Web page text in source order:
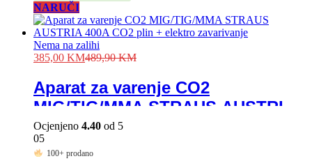
NARUČI
Nema na zalihi
385,00 KM489,90KM
Aparat za varenje CO2
MIG/TIG/MMA STRAUS AUSTRIA
400A CO2 plin + elektro
zavarivanje
Ocjenjeno 4.40 od 5
05
100+ prodano